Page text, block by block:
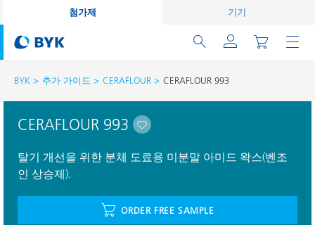
첨가제 기기
BYK 추가 가이드 CERAFLOUR CERAFLOUR 993
CERAFLOUR 993
탈기 개선을 위한 분체 도료용 미분말 아미드 왁스(벤조
인 상승제).
ORDER FREE SAMPLE